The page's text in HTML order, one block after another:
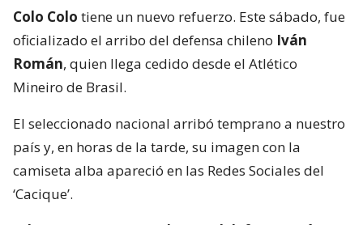
Colo Colo tiene un nuevo refuerzo. Este sábado, fue
oficializado el arribo del defensa chileno Iván
Román, quien llega cedido desde el Atlético
Mineiro de Brasil.
El seleccionado nacional arribó temprano a nuestro
país y, en horas de la tarde, su imagen con la
camiseta alba apareció en las Redes Sociales del
‘Cacique’.